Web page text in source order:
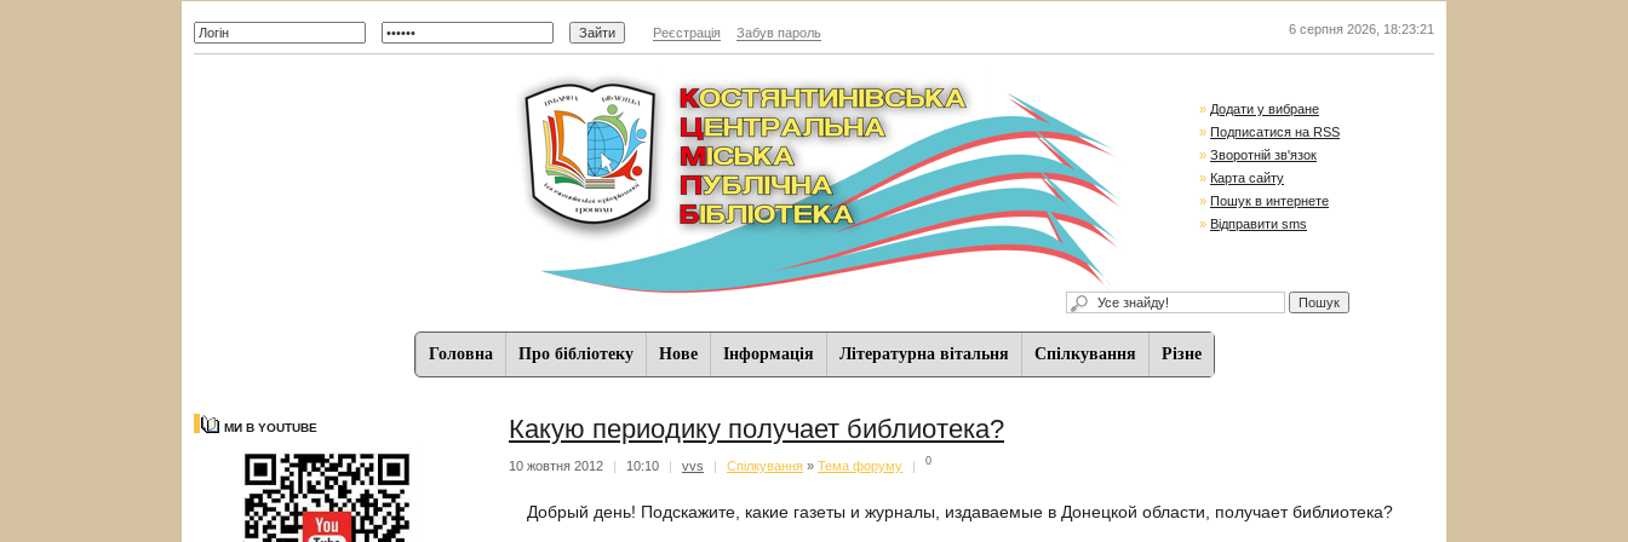
Реєстрація Забув пароль 6 серпня 2026 18:23:22
» Додати у вибране
» Подписатися на RSS
» Зворотній зв'язок
» Карта сайту
» Пошук в интернете
» Відправити sms
Головна Про бібліотеку Нове Iнформацiя Літературна вітальня Спiлкування Різне
МИ В YOUTUBE Какую периодику получает библиотека?
10 жовтня 2012 | 10:10 | vvs | Спiлкування » Тема форуму | 0
Добрый день! Подскажите, какие газеты и журналы, издаваемые в Донецкой области, получает библиотека?